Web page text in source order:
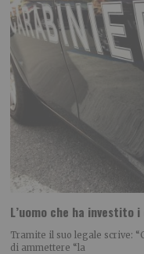
L’uomo che ha investito
Tramite il suo legale scrive:
di ammettere “la